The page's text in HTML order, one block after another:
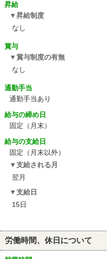
昇給
昇給制度
なし
賞与
賞与制度の有無
なし
通勤手当
通勤手当あり
給与の締め日
固定（月末）
給与の支給日
固定（月末以外）
支給される月
翌月
支給日
15日
労働時間、休日について